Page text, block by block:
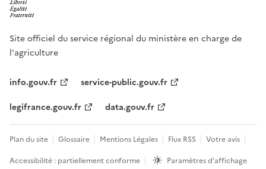
Site officiel du service régional du ministère en charge de
l'agriculture
info.gouv.fr
service-public.gouv.fr
legifrance.gouv.fr
data.gouv.fr
Plan du site Glossaire Mentions Légales Flux RSS
Votre avis
Accessibilité : partiellement conforme
Paramètres d'affichage